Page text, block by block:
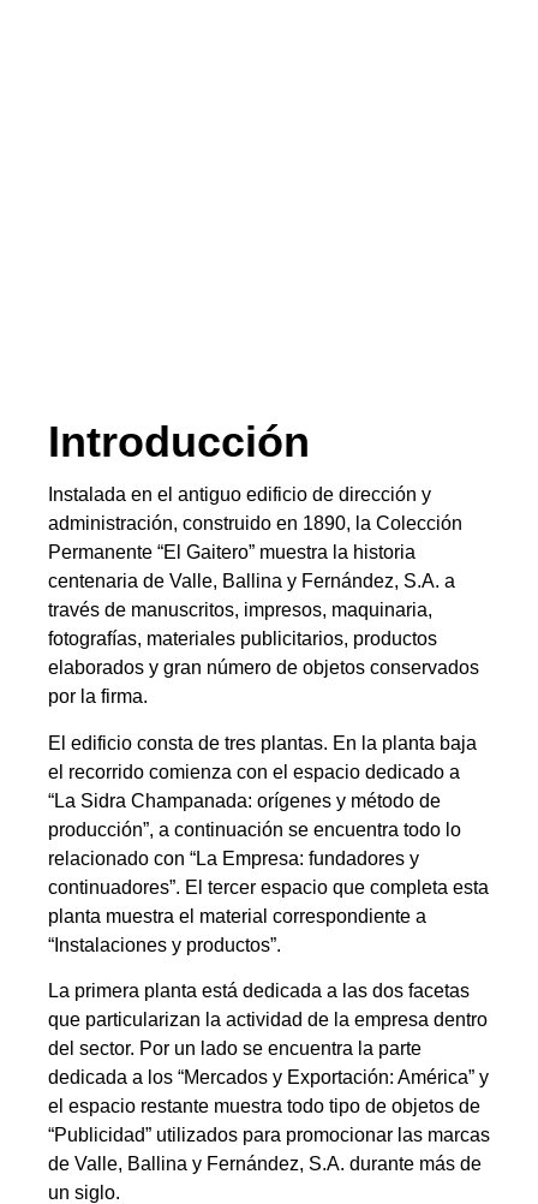
Introducción
Instalada en el antiguo edificio de dirección y
administración, construido en 1890, la Colección
Permanente “El Gaitero” muestra la historia
centenaria de Valle, Ballina y Fernández, S.A. a
través de manuscritos, impresos, maquinaria,
fotografías, materiales publicitarios, productos
elaborados y gran número de objetos conservados
por la firma.
El edificio consta de tres plantas. En la planta baja
el recorrido comienza con el espacio dedicado a
“La Sidra Champanada: orígenes y método de
producción”, a continuación se encuentra todo lo
relacionado con “La Empresa: fundadores y
continuadores”. El tercer espacio que completa esta
planta muestra el material correspondiente a
“Instalaciones y productos”.
La primera planta está dedicada a las dos facetas
que particularizan la actividad de la empresa dentro
del sector. Por un lado se encuentra la parte
dedicada a los “Mercados y Exportación: América” y
el espacio restante muestra todo tipo de objetos de
“Publicidad” utilizados para promocionar las marcas
de Valle, Ballina y Fernández, S.A. durante más de
un siglo.